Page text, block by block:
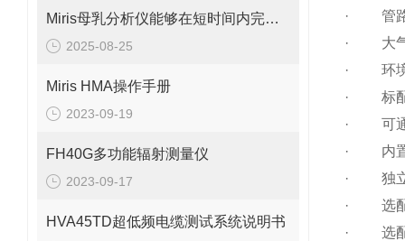
Miris母乳分析仪能够在短时间内完成快速分析
2025-08-25
Miris HMA操作手册
2023-09-19
FH40G多功能辐射测量仪
2023-09-17
HVA45TD超低频电缆测试系统说明书
· 管路
· 大气
· 环境
· 标配
· 可通
· 内置
· 独立
· 选配
· 选配